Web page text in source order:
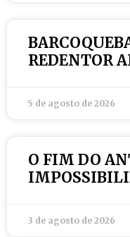
REDENTOR
5 de agosto de 2026
O FIM DO
3 de agosto de 2026